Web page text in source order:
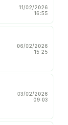
11/02/2026
16:55
06/02/2026
15:25
03/02/2026
09:03